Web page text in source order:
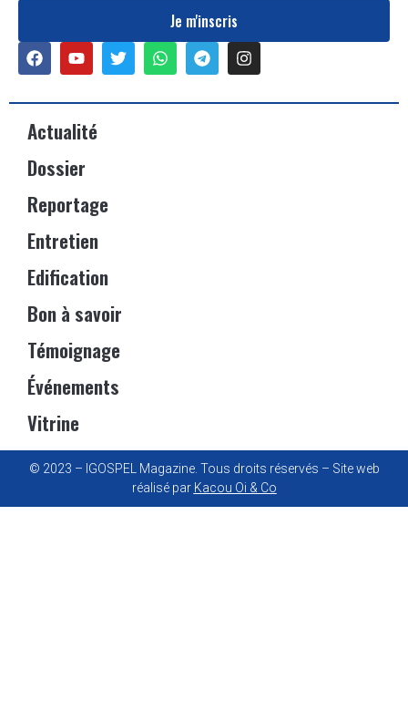
Je m'inscris
Actualité
Dossier
Reportage
Entretien
Edification
Bon à savoir
Témoignage
Événements
Vitrine
© 2023 – IGOSPEL Magazine. Tous droits réservés – Site web
réalisé par Kacou Oi & Co